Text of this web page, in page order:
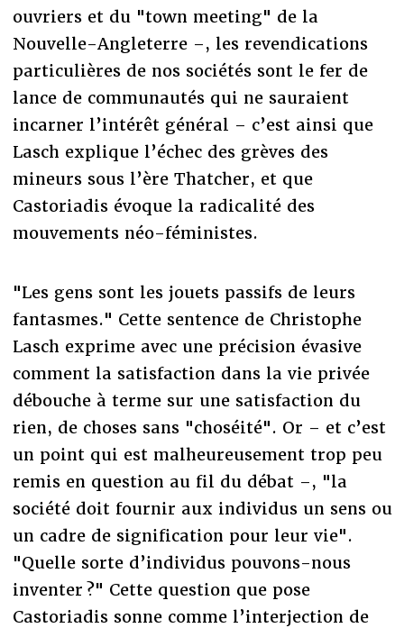
ouvriers et du "town meeting" de la
Nouvelle-Angleterre –, les revendications
particulières de nos sociétés sont le fer de
lance de communautés qui ne sauraient
incarner l’intérêt général – c’est ainsi que
Lasch explique l’échec des grèves des
mineurs sous l’ère Thatcher, et que
Castoriadis évoque la radicalité des
mouvements néo-féministes.
"Les gens sont les jouets passifs de leurs
fantasmes." Cette sentence de Christophe
Lasch exprime avec une précision évasive
comment la satisfaction dans la vie privée
débouche à terme sur une satisfaction du
rien, de choses sans "choséité". Or – et c’est
un point qui est malheureusement trop peu
remis en question au fil du débat –, "la
société doit fournir aux individus un sens ou
un cadre de signification pour leur vie".
"Quelle sorte d’individus pouvons-nous
inventer ?" Cette question que pose
Castoriadis sonne comme l’interjection de